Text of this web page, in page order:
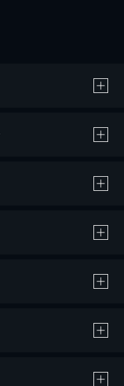
による作品の購入 / レンタルです。
タルは、20％のポイント還元です。